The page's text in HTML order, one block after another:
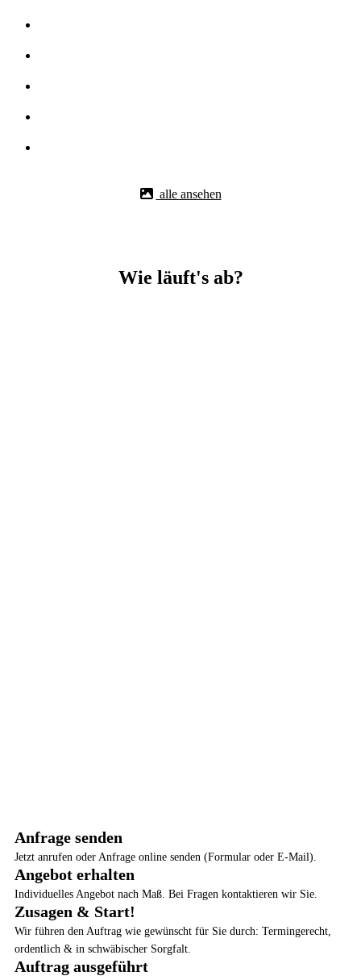
alle ansehen
Wie läuft's ab?
Anfrage senden
Jetzt anrufen oder Anfrage online senden (Formular oder E-Mail).
Angebot erhalten
Individuelles Angebot nach Maß. Bei Fragen kontaktieren wir Sie.
Zusagen & Start!
Wir führen den Auftrag wie gewünscht für Sie durch: Termingerecht,
ordentlich & in schwäbischer Sorgfalt.
Auftrag ausgeführt